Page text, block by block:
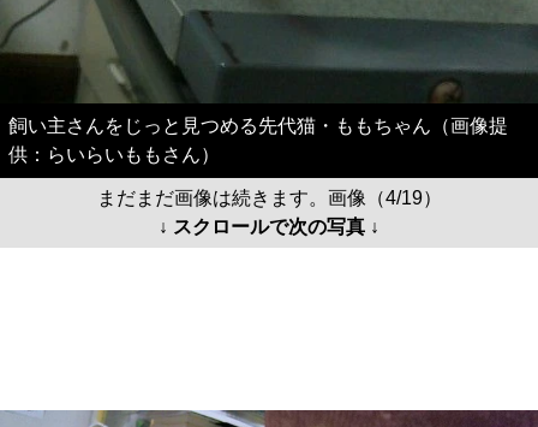
飼い主さんをじっと見つめる先代猫・ももちゃん（画像提
供：らいらいももさん）
まだまだ画像は続きます。画像（4/19）
↓ スクロールで次の写真 ↓